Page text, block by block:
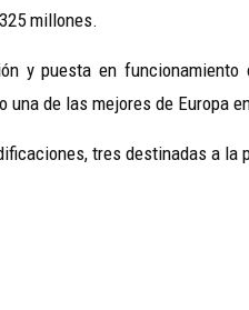
millones.
y puesta en
una de las mejores de Europa
tres destinadas a la